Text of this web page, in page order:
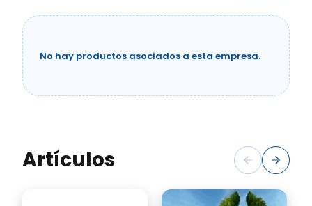
No hay productos asociados a esta empresa.
Artículos